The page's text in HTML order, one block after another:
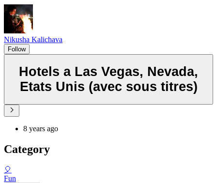
Nikusha Kalichava
Follow
Hotels a Las Vegas, Nevada,
Etats Unis (avec sous titres)
8 years ago
Category
🎈
Fun